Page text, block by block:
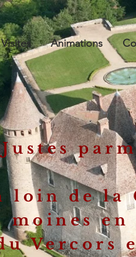
Visites Animations
loin de la
moines
Vercors